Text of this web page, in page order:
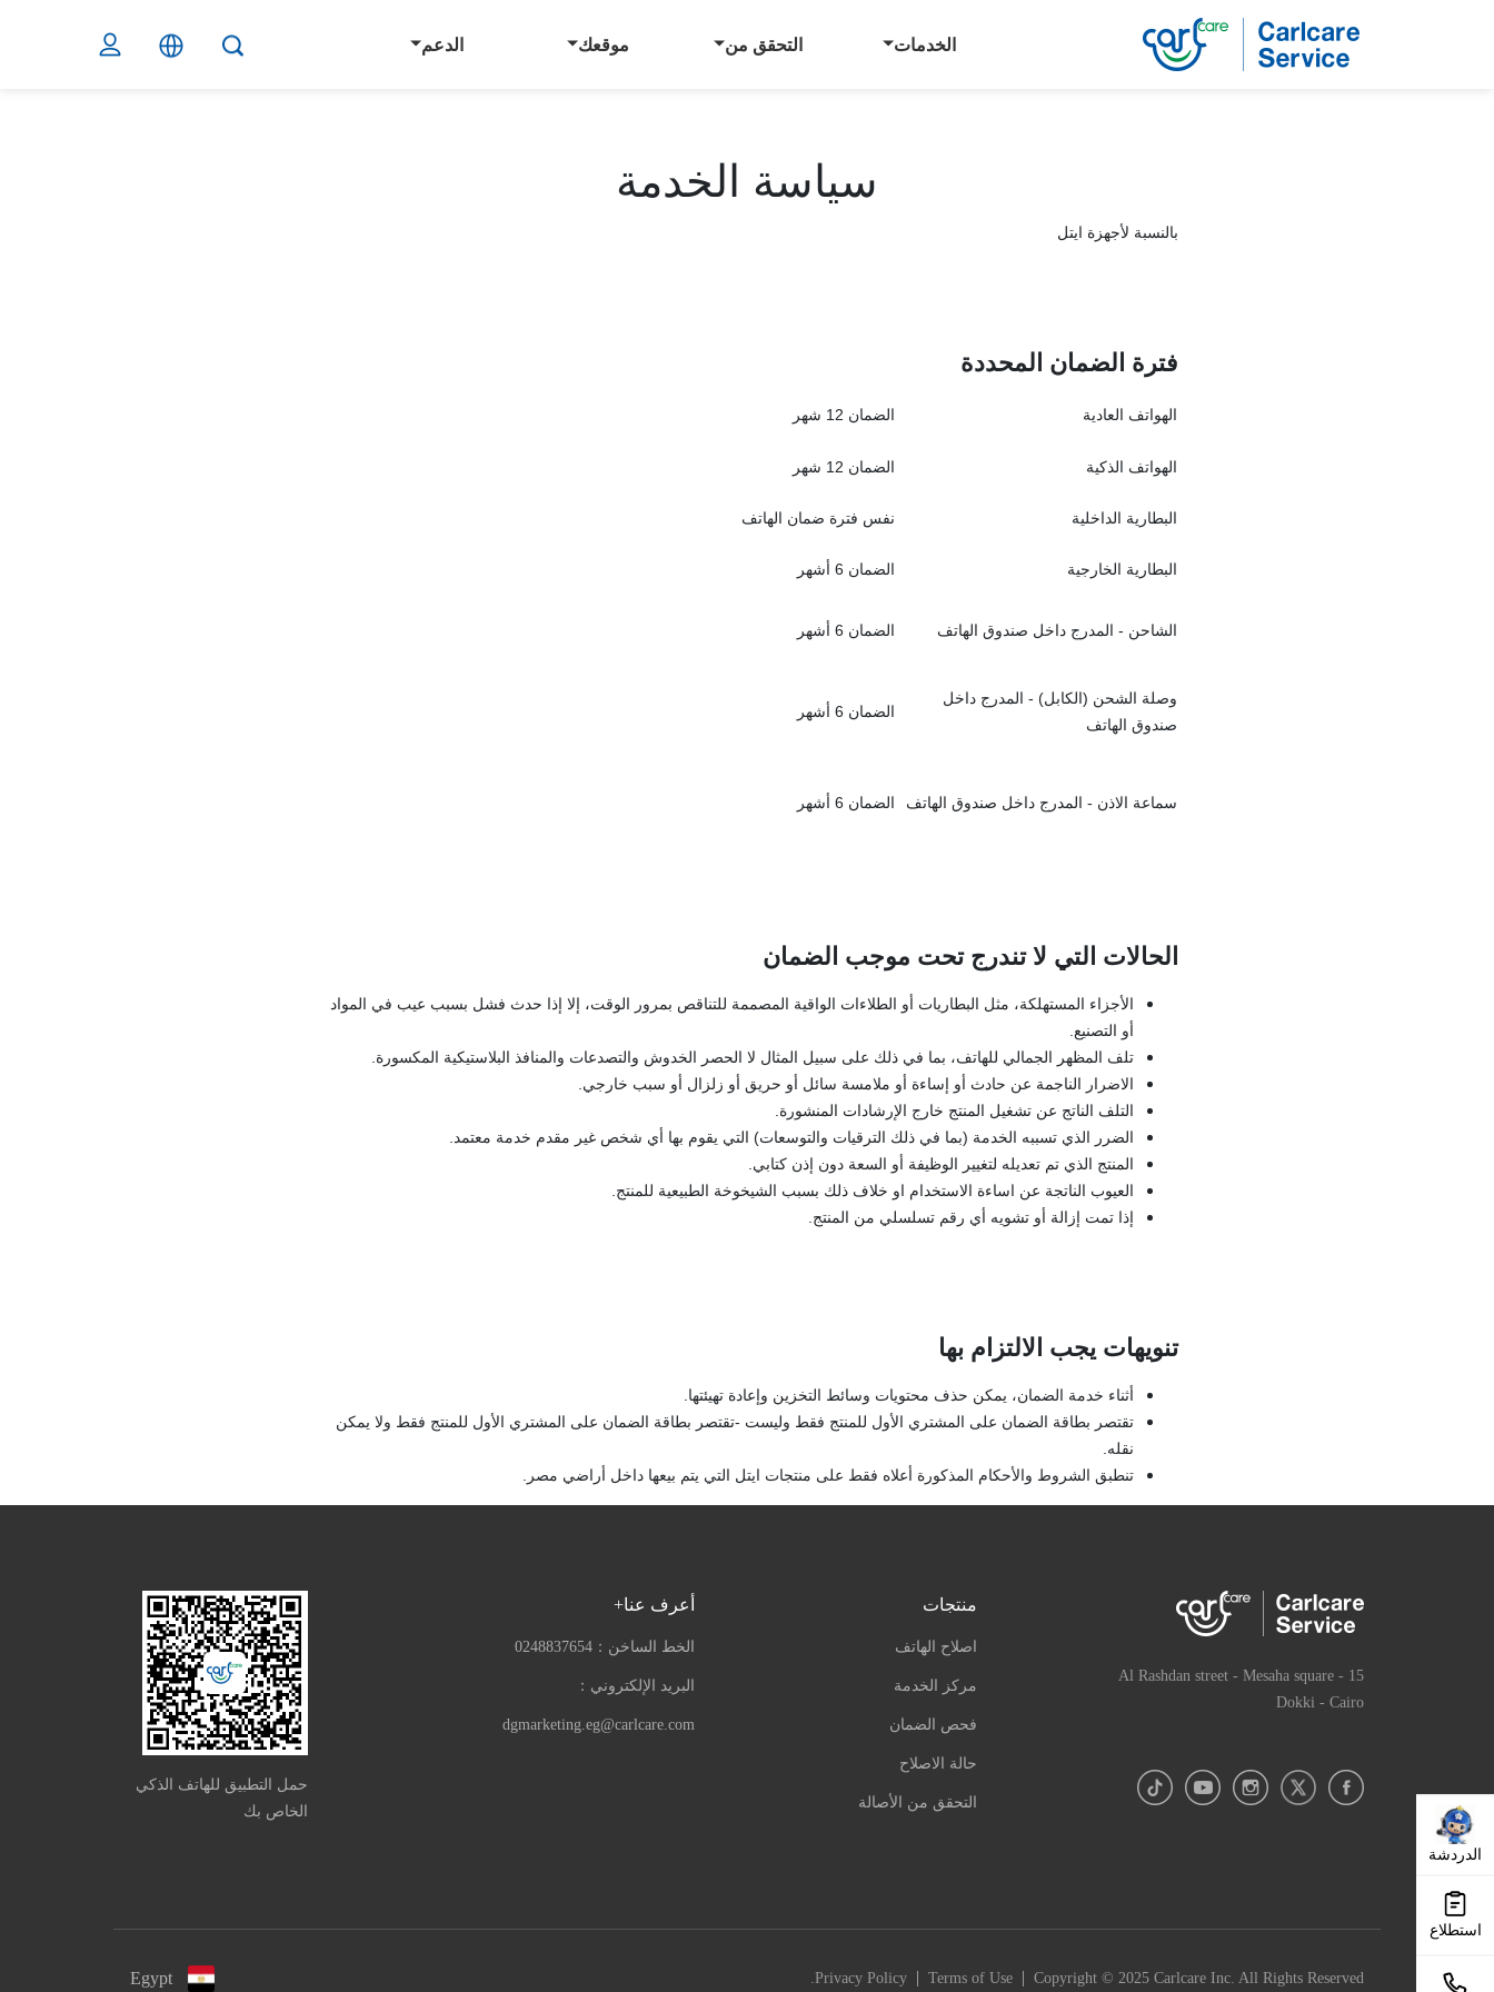
الخدمات التحقق من موقعك الدعم
سياسة الخدمة
بالنسبة لأجهزة ايتل
فترة الضمان المحددة
الهواتف العادية الضمان 12 شهر
الهواتف الذكية الضمان 12 شهر
البطارية الداخلية نفس فترة ضمان الهاتف
البطارية الخارجية الضمان 6 أشهر
الشاحن - المدرج داخل صندوق الهاتف الضمان 6 أشهر
وصلة الشحن (الكابل) - المدرج داخل
صندوق الهاتف
الضمان 6 أشهر
سماعة الاذن - المدرج داخل صندوق الهاتف الضمان 6 أشهر
الحالات التي لا تندرج تحت موجب الضمان
الأجزاء المستهلكة، مثل البطاريات أو الطلاءات الواقية المصممة للتناقص بمرور الوقت، إلا إذا حدث فشل بسبب عيب في المواد
أو التصنيع.
تلف المظهر الجمالي للهاتف، بما في ذلك على سبيل المثال لا الحصر الخدوش والتصدعات والمنافذ البلاستيكية المكسورة.
الاضرار الناجمة عن حادث أو إساءة أو ملامسة سائل أو حريق أو زلزال أو سبب خارجي.
التلف الناتج عن تشغيل المنتج خارج الإرشادات المنشورة.
الضرر الذي تسببه الخدمة (بما في ذلك الترقيات والتوسعات) التي يقوم بها أي شخص غير مقدم خدمة معتمد.
المنتج الذي تم تعديله لتغيير الوظيفة أو السعة دون إذن كتابي.
العيوب الناتجة عن اساءة الاستخدام او خلاف ذلك بسبب الشيخوخة الطبيعية للمنتج.
إذا تمت إزالة أو تشويه أي رقم تسلسلي من المنتج.
تنويهات يجب الالتزام بها
أثناء خدمة الضمان، يمكن حذف محتويات وسائط التخزين وإعادة تهيئتها.
تقتصر بطاقة الضمان على المشتري الأول للمنتج فقط وليست -تقتصر بطاقة الضمان على المشتري الأول للمنتج فقط ولا يمكن
نقله.
تنطبق الشروط والأحكام المذكورة أعلاه فقط على منتجات ايتل التي يتم بيعها داخل أراضي مصر.
الدردشة
استطلاع
15 Al Rashdan street - Mesaha square -
Dokki - Cairo
منتجات
اصلاح الهاتف
مركز الخدمة
فحص الضمان
حالة الاصلاح
التحقق من الأصالة
أعرف عنا+
الخط الساخن： 0248837654
البريد الإلكتروني：
dgmarketing.eg@carlcare.com
حمل التطبيق للهاتف الذكي
الخاص بك
Privacy Policy | Terms of Use | Copyright © 2025 Carlcare Inc. All Rights Reserved.
Egypt